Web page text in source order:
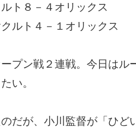
ト８－４オリックス
１オリックス
プン戦２連戦。今日は
い。
だが、小川監督が「ひ